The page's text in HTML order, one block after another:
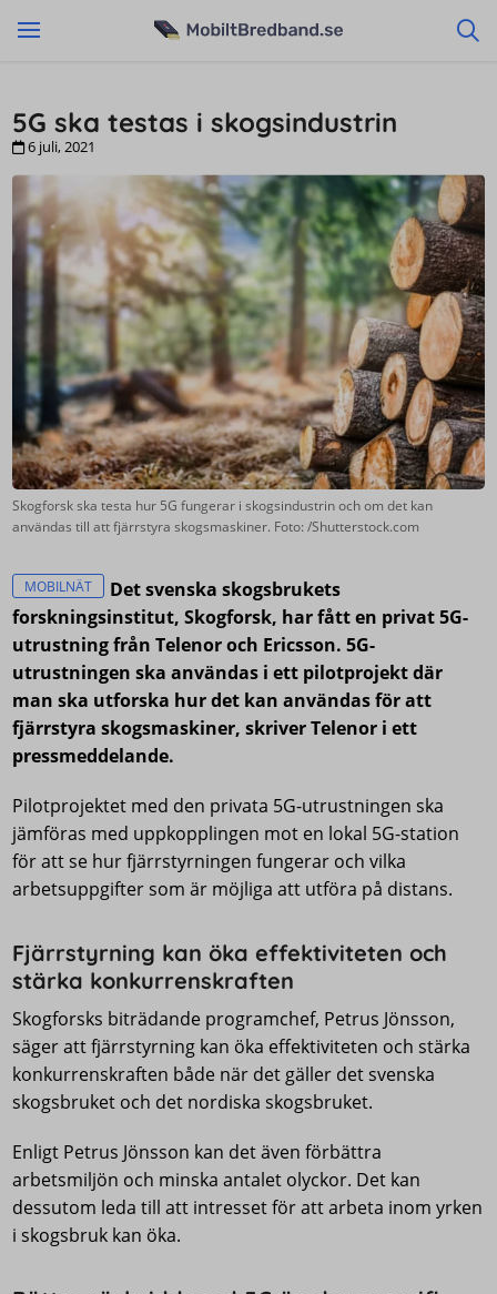
5G ska testas i skogsindustrin
6 juli, 2021
Skogforsk ska testa hur 5G fungerar i skogsindustrin och om det kan
användas till att fjärrstyra skogsmaskiner. Foto: /Shutterstock.com
MOBILNÄT
Det svenska skogsbrukets
forskningsinstitut, Skogforsk, har fått en privat 5G-
utrustning från Telenor och Ericsson. 5G-
utrustningen ska användas i ett pilotprojekt där
man ska utforska hur det kan användas för att
fjärrstyra skogsmaskiner, skriver Telenor i ett
pressmeddelande.
Pilotprojektet med den privata 5G-utrustningen ska
jämföras med uppkopplingen mot en lokal 5G-station
för att se hur fjärrstyrningen fungerar och vilka
arbetsuppgifter som är möjliga att utföra på distans.
Fjärrstyrning kan öka effektiviteten och
stärka konkurrenskraften
Skogforsks biträdande programchef, Petrus Jönsson,
säger att fjärrstyrning kan öka effektiviteten och stärka
konkurrenskraften både när det gäller det svenska
skogsbruket och det nordiska skogsbruket.
Enligt Petrus Jönsson kan det även förbättra
arbetsmiljön och minska antalet olyckor. Det kan
dessutom leda till att intresset för att arbeta inom yrken
i skogsbruk kan öka.